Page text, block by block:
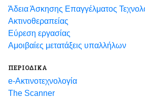
Άδεια Άσκησης Επαγγέλματος
Ακτινοθεραπείας
Εύρεση εργασίας
Αμοιβαίες μετατάξεις υπαλλήλων
ΠΕΡΙΟΔΙΚΑ
e-Ακτινοτεχνολογία
The Scanner